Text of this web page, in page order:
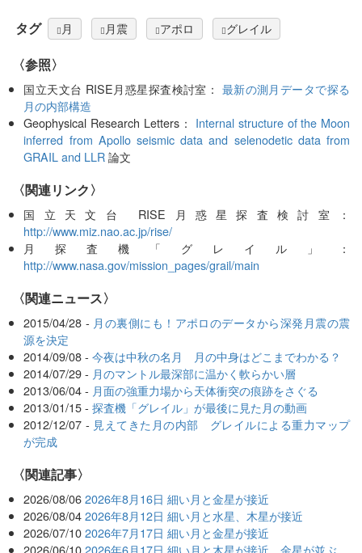
タグ 月 月震 アポロ グレイル
〈参照〉
国立天文台 RISE月惑星探査検討室： 最新の測月データで探る
月の内部構造
Geophysical Research Letters： Internal structure of the Moon
inferred from Apollo seismic data and selenodetic data from
GRAIL and LLR論文
〈関連リンク〉
国立天文台 RISE月惑星探査検討室：
http://www.miz.nao.ac.jp/rise/
月探査機「グレイル」：
http://www.nasa.gov/mission_pages/grail/main
〈関連ニュース〉
2015/04/28 - 月の裏側にも！アポロのデータから深発月震の震
源を決定
2014/09/08 -今夜は中秋の名月 月の中身はどこまでわかる？
2014/07/29 - 月のマントル最深部に温かく軟らかい層
2013/06/04 - 月面の強重力場から天体衝突の痕跡をさぐる
2013/01/15 -探査機「グレイル」が最後に見た月の動画
2012/12/07 - 見えてきた月の内部 グレイルによる重力マップ
が完成
関連記事
2026/08/06 2026年8月16日 細い月と金星が接近
2026/08/04 2026年8月12日 細い月と水星、木星が接近
2026/07/10 2026年7月17日 細い月と金星が接近
2026/06/10 2026年6月17日 細い月と木星が接近、金星が並ぶ